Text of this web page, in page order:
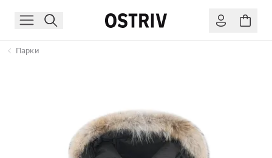
Парки